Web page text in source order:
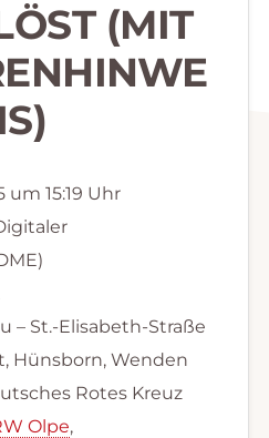
(MIT
IS)
um 15:19 Uhr
– St.-Elisabeth-Straße
Hünsborn, Wenden
Rotes Kreuz
Olpe,